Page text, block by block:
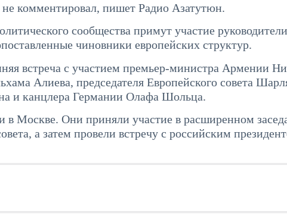
комментировал, пишет Радио Азатутюн.
сообщества примут участие руководители
чиновники европейских структур.
встреча с участием премьер-министра Армении
Алиева, председателя Европейского совета
и канцлера Германии Олафа Шольца.
Москве. Они приняли участие в расширенном
а затем провели встречу с российским